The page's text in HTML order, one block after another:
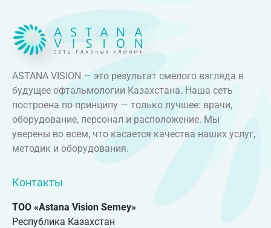
ASTANA VISION — это результат смелого взгляда в
будущее офтальмологии Казахстана. Наша сеть
построена по принципу — только лучшее: врачи,
оборудование, персонал и расположение. Мы
уверены во всем, что касается качества наших услуг,
методик и оборудования.
Контакты
ТОО «Astana Vision Semey»
Республика Казахстан